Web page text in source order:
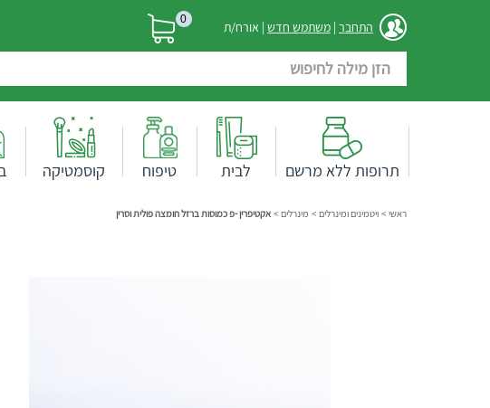
התחבר | משתמש חדש | אורח/ת 0
תרופות ללא מרשם לבית טיפוח קוסמטיקה
ראשי > ויטמינים ומינרלים > מינרלים > אקטיפרין -פ כמוסות ברזל חומצה פולית וסרין